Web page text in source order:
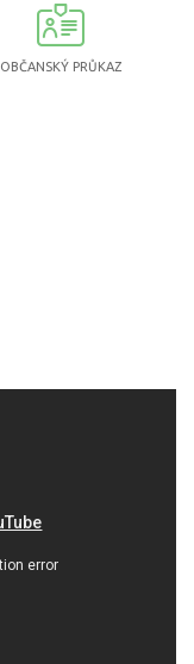
OBČANSKÝ PRŮKAZ